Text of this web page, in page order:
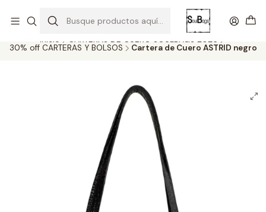
SOLO EL CUERO REEMPLAZA AL CUERO Todas las carteras acá
Inicio
CARTERAS DE CUERO SOULBAGS 2026
30% off CARTERAS Y BOLSOS
Cartera de Cuero ASTRID negro